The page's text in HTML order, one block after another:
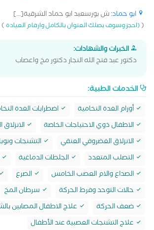
ابو حماد: ش بورسعيد ابو حماد الشرقية[...]
((احجز وسوف يصلك العنوان بالكامل وارقام العيادة)
الخبرات والشهادات:
دكتور عيد فتح الله النجار دكتور مخ واعصاب
الخدمات الطبية:
أورام الغدة النخامية اضطرابات الغدة
الاطفال ذوي الاحتياجات الخاصة
الانزلاق الغضروفي العنقي
التشنجات
التصلب المتعدد
الجلطات الدماغية
الصداع والام العصب الخامس
الصرع
حالات التوحد وفرط الحركة
سرطان المخ
ضعف الحركة
علاج الاطفال المصابين
علاج التشنجات العصبية عند الأطفال